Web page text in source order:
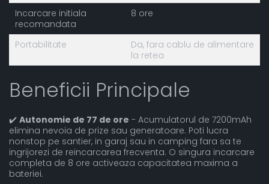
Incarcare initiala
recomandata
8 ore
Portabilitate
Da, fara cablu de alimentare
la retea
Beneficii Principale
✔️ Autonomie de 77 de ore - Acumulatorul de 7200mAh
elimina nevoia de prize sau generatoare. Poti lucra
nonstop pe santier, in garaj sau in camping fara sa te
ingrijorezi de reincarcarea frecventa. O singura incarcare
completa de 8 ore activeaza capacitatea maxima a
bateriei.